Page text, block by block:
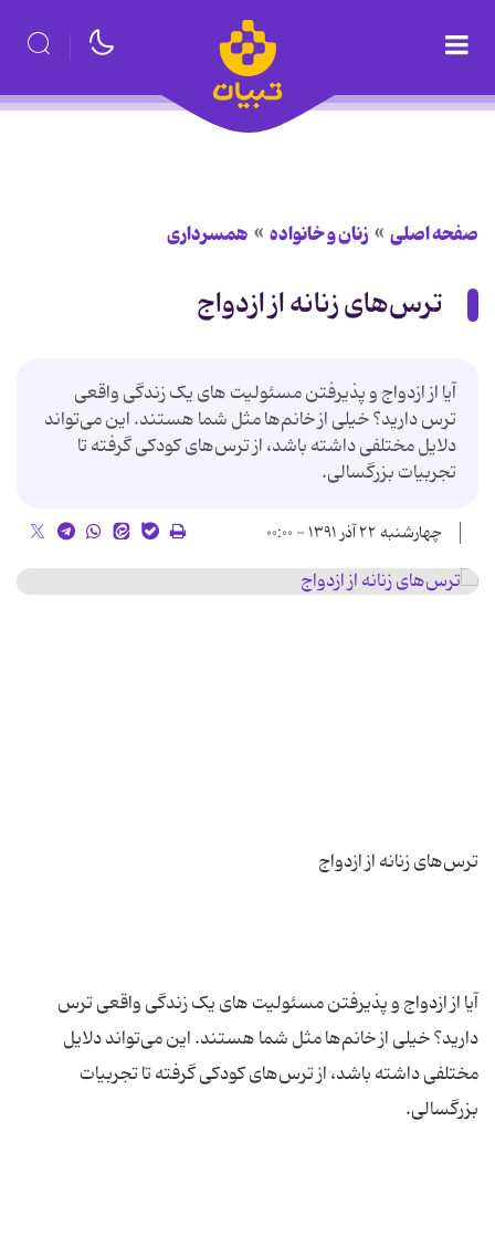
صفحه اصلی زنان و خانواده همسرداری
ترس‌های زنانه از ازدواج
آیا از ازدواج و پذیرفتن مسئولیت های یک زندگی واقعی
ترس دارید؟ خیلی از خانم‌ها مثل شما هستند. این می‌تواند
دلایل مختلفی داشته باشد، از ترس‌های کودکی گرفته تا
تجربیات بزرگسالی.
چهارشنبه ۲۲ آذر ۱۳۹۱ - ۰۰:۰۰
آیا از ازدواج و پذیرفتن مسئولیت های یک زندگی واقعی ترس
دارید؟ خیلی از خانم‌ها مثل شما هستند. این می‌تواند دلایل
مختلفی داشته باشد، از ترس‌های کودکی گرفته تا تجربیات